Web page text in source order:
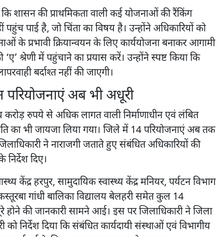
कि शासन की प्राथमिकता वाली कई योजनाओं की रैंकिंग
पहुंच पाई है, जो चिंता का विषय है। उन्होंने अधिकारियों को
के प्रभावी क्रियान्वयन के लिए कार्ययोजना बनाकर आगामी
श्रेणी में पहुंचाने का प्रयास करें। उन्होंने स्पष्ट किया कि
बर्दाश्त नहीं की जाएगी।
परियोजनाएं अब भी अधूरी
करोड़ रुपये से अधिक लागत वाली निर्माणाधीन एवं लंबित
का भी जायजा लिया गया। जिले में 14 परियोजनाएं अब तक
ने नाराजगी जताते हुए संबंधित अधिकारियों की
दिए।
केंद्र हरपुर, सामुदायिक स्वास्थ्य केंद्र मनियर, पर्यटन विभाग
गांधी बालिका विद्यालय बेलहरी समेत कुल 14
की जानकारी सामने आई। इस पर जिलाधिकारी ने जिला
को निर्देश दिया कि संबंधित कार्यदायी संस्थाओं एवं विभागीय